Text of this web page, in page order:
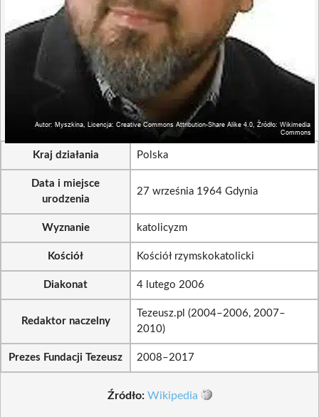
Kraj działania Polska
Data i miejsce
urodzenia
27 września 1964 Gdynia
Wyznanie katolicyzm
Kościół Kościół rzymskokatolicki
Diakonat 4 lutego 2006
Redaktor naczelny
Tezeusz.pl (2004–2006, 2007–
2010)
Prezes Fundacji Tezeusz 2008–2017
Źródło: Wikipedia